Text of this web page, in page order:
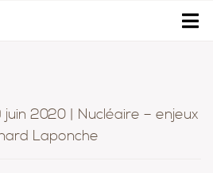
2020 | Nucléaire – enjeux
Laponche